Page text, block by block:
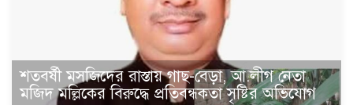
শতবর্ষী মসজিদের রাস্তায় গাছ-বেড়া, আ.লীগ নেতা
মজিদ মল্লিকের বিরুদ্ধে প্রতিবন্ধকতা সৃষ্টির অভিযোগ